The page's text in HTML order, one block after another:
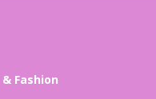
Fashion